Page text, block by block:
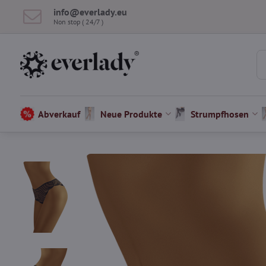
info​@everlady​.eu
Non stop ( 24/7 )
Abverkauf Neue Produkte Strumpfhosen